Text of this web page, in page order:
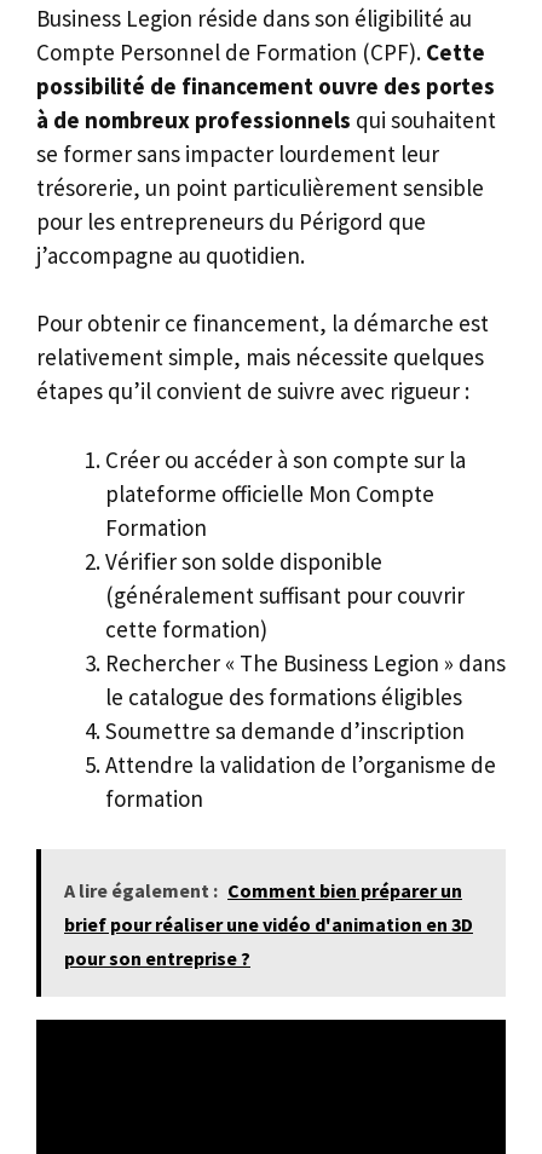
Business Legion réside dans son éligibilité au
Compte Personnel de Formation (CPF). Cette
possibilité de financement ouvre des portes
à de nombreux professionnels qui souhaitent
se former sans impacter lourdement leur
trésorerie, un point particulièrement sensible
pour les entrepreneurs du Périgord que
j’accompagne au quotidien.
Pour obtenir ce financement, la démarche est
relativement simple, mais nécessite quelques
étapes qu’il convient de suivre avec rigueur :
Créer ou accéder à son compte sur la
plateforme officielle Mon Compte
Formation
Vérifier son solde disponible
(généralement suffisant pour couvrir
cette formation)
Rechercher « The Business Legion » dans
le catalogue des formations éligibles
Soumettre sa demande d’inscription
Attendre la validation de l’organisme de
formation
A lire également : Comment bien préparer un
brief pour réaliser une vidéo d'animation en 3D
pour son entreprise ?